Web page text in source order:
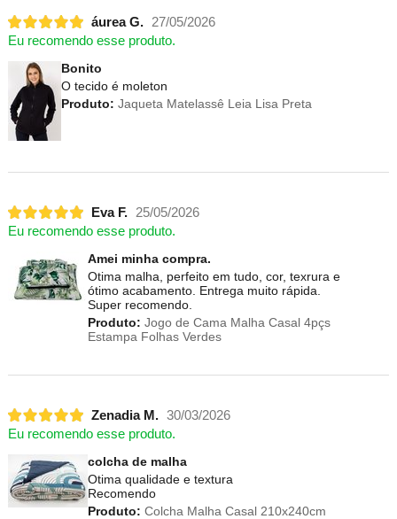
áurea G.
27/05/2026
Eu recomendo esse produto.
Bonito
O tecido é moleton
Produto: Jaqueta Matelassê Leia Lisa Preta
Eva F.
25/05/2026
Eu recomendo esse produto.
Amei minha compra.
Otima malha, perfeito em tudo, cor, texrura e
ótimo acabamento. Entrega muito rápida.
Super recomendo.
Produto: Jogo de Cama Malha Casal 4pçs
Estampa Folhas Verdes
Zenadia M. 30/03/2026
Eu recomendo esse produto.
colcha de malha
Otima qualidade e textura
Recomendo
Produto: Colcha Malha Casal 210x240cm